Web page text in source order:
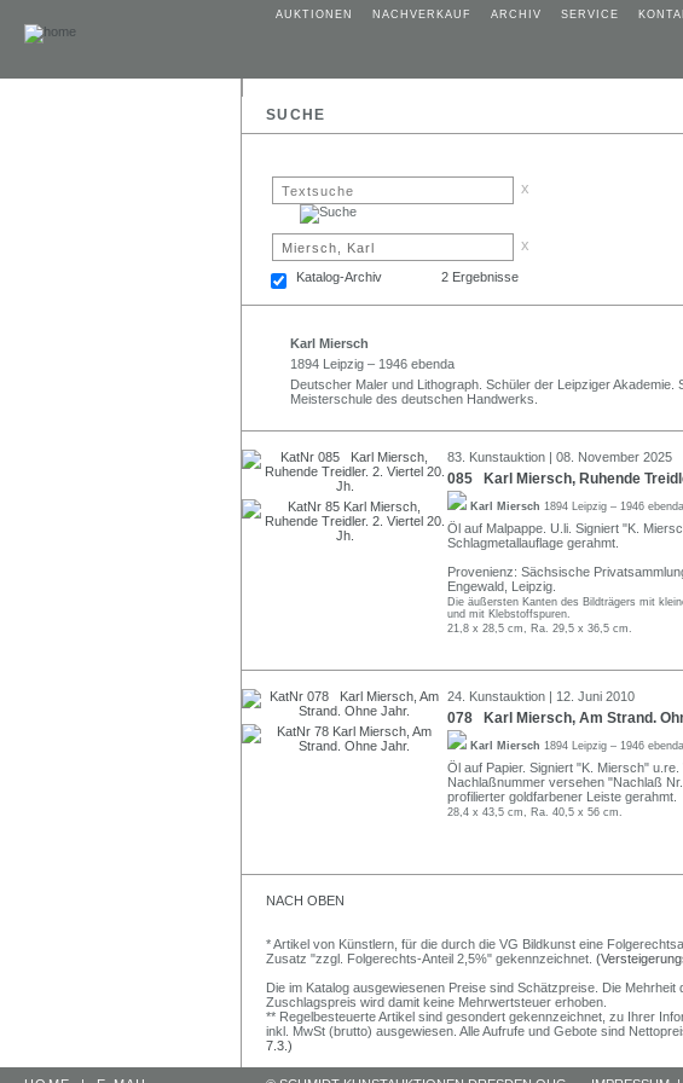
AUKTIONEN NACHVERKAUF ARCHIV SERVICE
SUCHE
x
x
Katalog-Archiv 2 Ergebnisse
Karl Miersch
1894 Leipzig – 1946 ebenda
Deutscher Maler und Lithograph. Schüler der Leipziger Akademie.
Meisterschule des deutschen Handwerks.
83. Kunstauktion | 08. November 2025
085 Karl Miersch, Ruhende
Karl Miersch 1894 Leipzig – 1946 ebenda
Öl auf Malpappe. U.li. Signiert "K.
Schlagmetallauflage gerahmt.
Provenienz: Sächsische
Engewald, Leipzig.
Die äußersten Kanten des Bildträgers mit
und mit Klebstoffspuren.
21,8 x 28,5 cm, Ra. 29,5 x 36,5 cm.
24. Kunstauktion | 12. Juni 2010
078 Karl Miersch, Am Strand.
Karl Miersch 1894 Leipzig – 1946 ebenda
Öl auf Papier. Signiert "K. Miersch"
Nachlaßnummer versehen "Nachlaß
profilierter goldfarbener Leiste gerahmt.
28,4 x 43,5 cm, Ra. 40,5 x 56 cm.
NACH OBEN
* Artikel von Künstlern, für die durch die VG Bildkunst eine
Zusatz "zzgl. Folgerechts-Anteil 2,5%" gekennzeichnet.
Die im Katalog ausgewiesenen Preise sind Schätzpreise. Die
Zuschlagspreis wird damit keine Mehrwertsteuer erhoben.
** Regelbesteuerte Artikel sind gesondert gekennzeichnet, zu Ihrer
inkl. MwSt (brutto) ausgewiesen. Alle Aufrufe und Gebote sind
7.3.)